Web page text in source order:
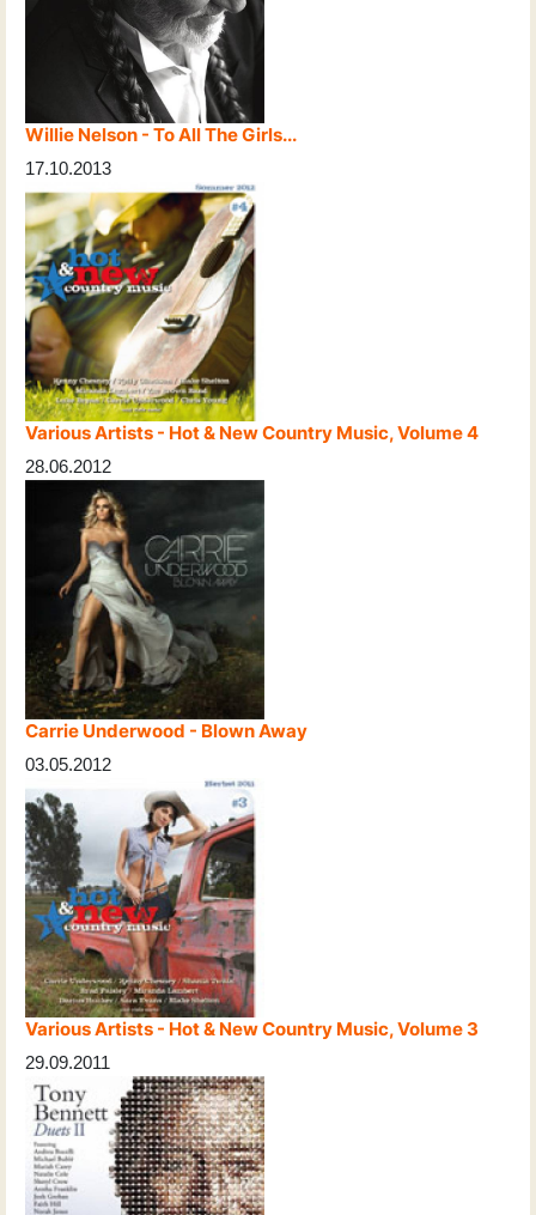
Willie Nelson - To All The Girls...
17.10.2013
Various Artists - Hot & New Country Music, Volume 4
28.06.2012
Carrie Underwood - Blown Away
03.05.2012
Various Artists - Hot & New Country Music, Volume 3
29.09.2011